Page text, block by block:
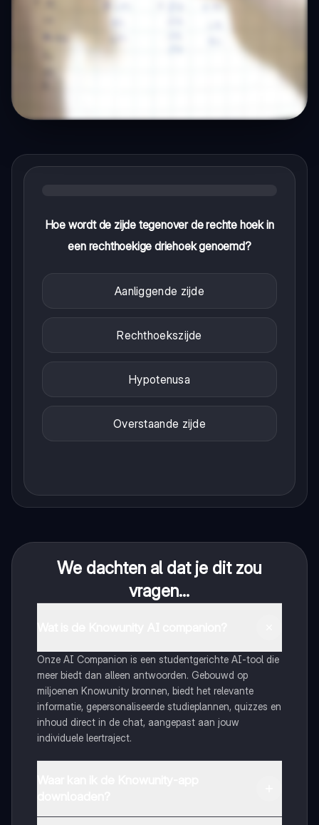
Hoe wordt de zijde tegenover de rechte hoek in
een rechthoekige driehoek genoemd?
Aanliggende zijde
Rechthoekszijde
Hypotenusa
Overstaande zijde
We dachten al dat je dit zou
vragen...
Onze AI Companion is een studentgerichte AI-tool die
meer biedt dan alleen antwoorden. Gebouwd op
miljoenen Knowunity bronnen, biedt het relevante
informatie, gepersonaliseerde studieplannen, quizzes en
inhoud direct in de chat, aangepast aan jouw
individuele leertraject.